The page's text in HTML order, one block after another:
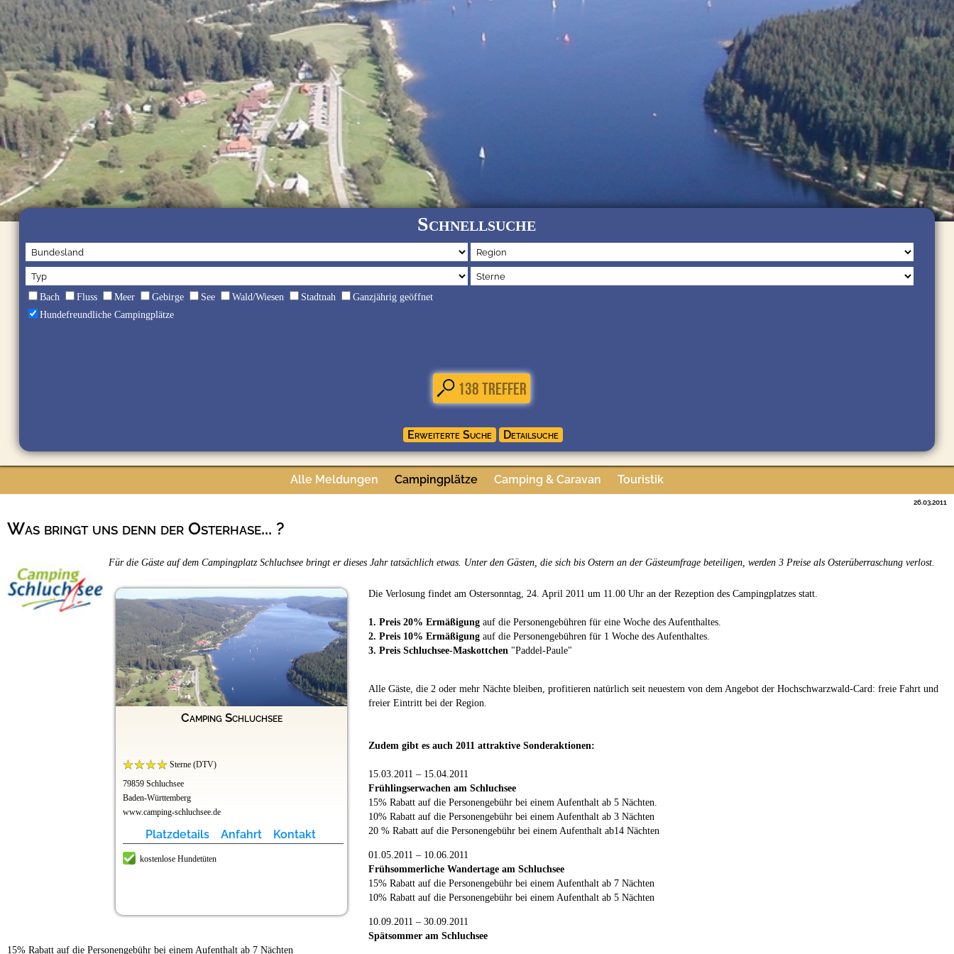
Schnellsuche
Bach Fluss Meer Gebirge See Wald/Wiesen Stadtnah
Ganzjährig geöffnet
Hundefreundliche Campingplätze
Alle Meldungen Campingplätze Camping & Caravan Touristik
Was bringt uns denn der Osterhase... ?
26.03.2011
Für die Gäste auf dem Campingplatz Schluchsee bringt er dieses Jahr tatsächlich etwas. Unter den Gästen, die sich bis Ostern an der Gästeumfrage beteiligen, werden 3 Preise als Osterüberraschung verlost.
Camping Schluchsee
Sterne (DTV)
79859 Schluchsee
Baden-Württemberg
www.camping-schluchsee.de
Platzdetails Anfahrt Kontakt
kostenlose Hundetüten
Die Verlosung findet am Ostersonntag, 24. April 2011 um 11.00 Uhr an der Rezeption des Campingplatzes statt.
1. Preis 20% Ermäßigung auf die Personengebühren für eine Woche des Aufenthaltes.
2. Preis 10% Ermäßigung auf die Personengebühren für 1 Woche des Aufenthaltes.
3. Preis Schluchsee-Maskottchen "Paddel-Paule"
Alle Gäste, die 2 oder mehr Nächte bleiben, profitieren natürlich seit neuestem von dem Angebot der Hochschwarzwald-Card: freie Fahrt und
freier Eintritt bei der Region.
Zudem gibt es auch 2011 attraktive Sonderaktionen:
15.03.2011 – 15.04.2011
Frühlingserwachen am Schluchsee
15% Rabatt auf die Personengebühr bei einem Aufenthalt ab 5 Nächten.
10% Rabatt auf die Personengebühr bei einem Aufenthalt ab 3 Nächten
20 % Rabatt auf die Personengebühr bei einem Aufenthalt ab14 Nächten
01.05.2011 – 10.06.2011
Frühsommerliche Wandertage am Schluchsee
15% Rabatt auf die Personengebühr bei einem Aufenthalt ab 7 Nächten
10% Rabatt auf die Personengebühr bei einem Aufenthalt ab 5 Nächten
10.09.2011 – 30.09.2011
Spätsommer am Schluchsee
15% Rabatt auf die Personengebühr bei einem Aufenthalt ab 7 Nächten